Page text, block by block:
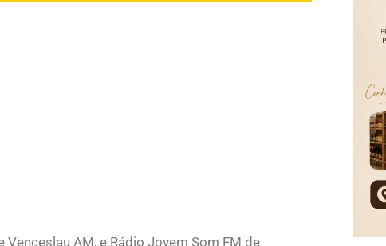
AM, e Rádio Jovem Som FM de